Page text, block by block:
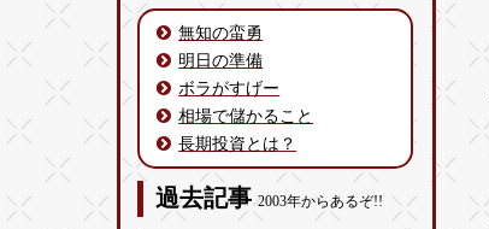
無知の蛮勇
明日の準備
ボラがすげー
相場で儲かること
長期投資とは？
過去記事2003年からあるぞ!!